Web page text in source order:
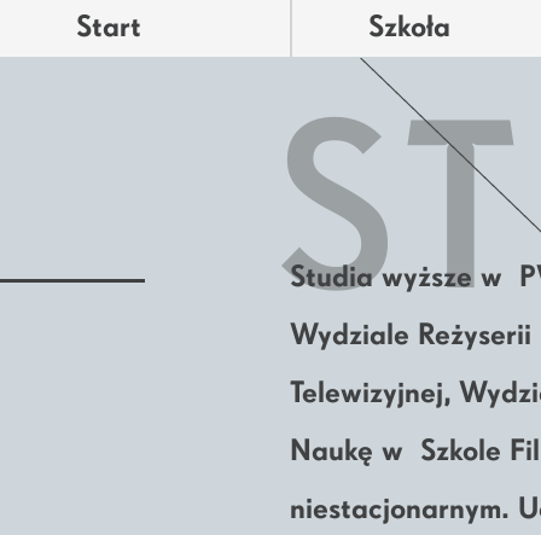
Start Szkoła
Studia wyższe w
Wydziale
Telewizyjnej,
Naukę w Szkole
niestacjonarnym.